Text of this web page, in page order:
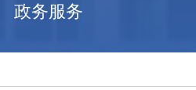
政务服务